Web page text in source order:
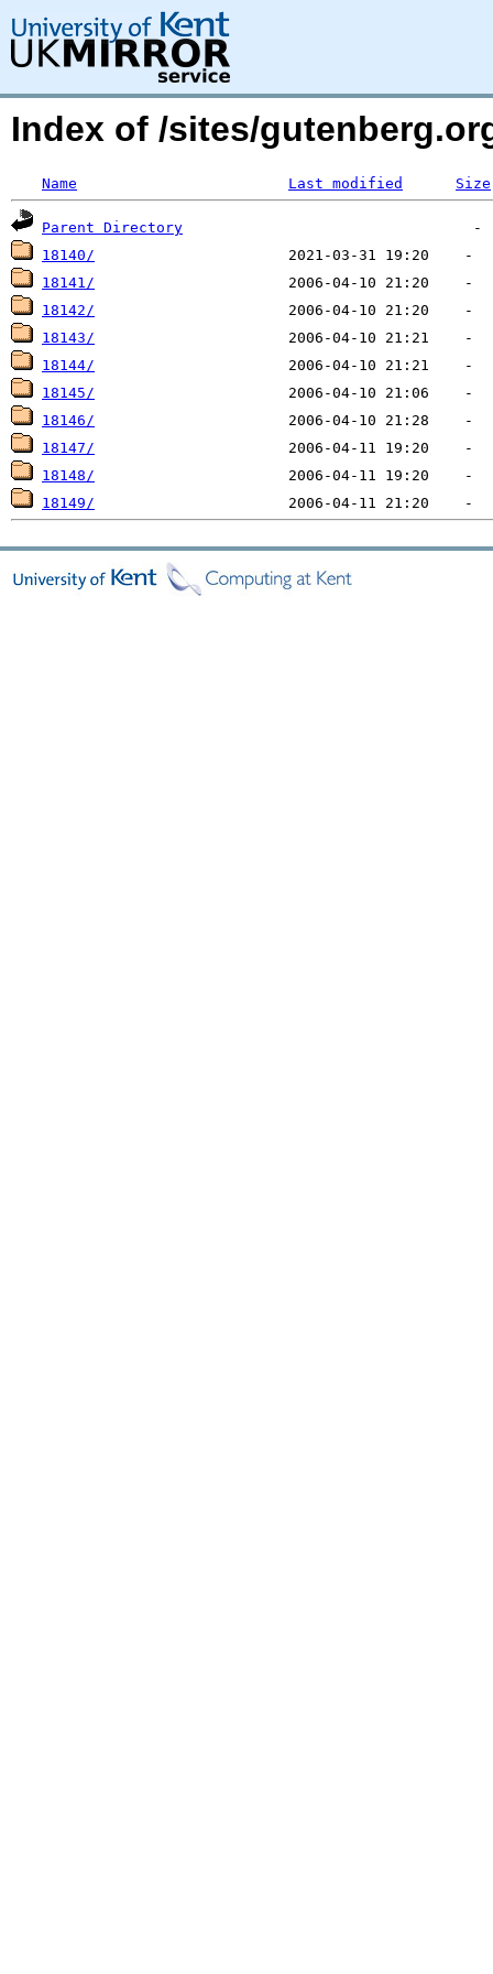
Index of /sites/
Name Last modified Size
Parent Directory
18140/
18141/
18142/
18143/
18144/
18145/
18146/
18147/
18148/
18149/